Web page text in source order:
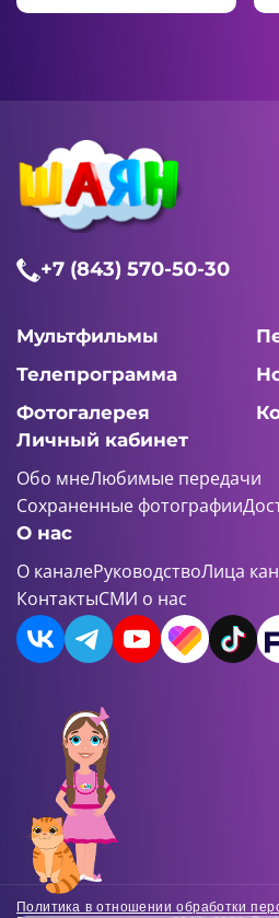
+7 (843) 570-50-30
Мультфильмы
Телепрограмма
Фотогалерея
Личный кабинет
Обо мнеЛюбимые передачи
Сохраненные фотографии
О нас
О каналеРуководствоЛица
КонтактыСМИ о нас
Политика в отношении обработки